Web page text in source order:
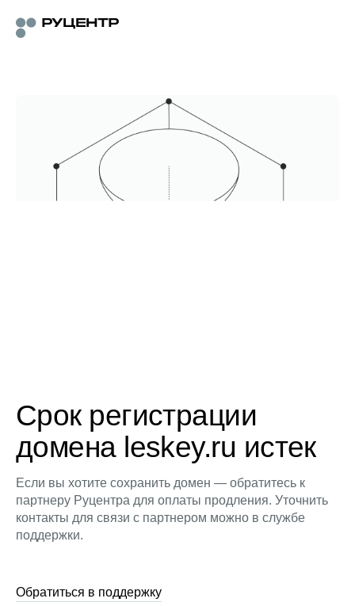
Срок регистрации
домена leskey.ru истек
Если вы хотите сохранить домен — обратитесь к
партнеру Руцентра для оплаты продления. Уточнить
контакты для связи с партнером можно в службе
поддержки.
Обратиться в поддержку